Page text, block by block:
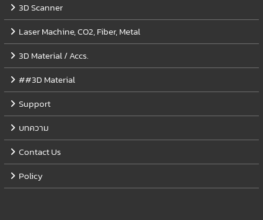
3D Scanner
Laser Machine, CO2, Fiber, Metal
3D Material / Accs.
##3D Material
Support
บทความ
Contact Us
Policy